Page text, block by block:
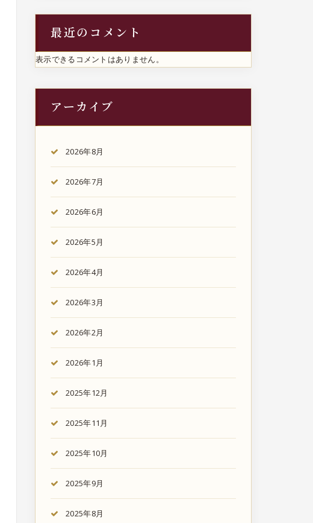
最近のコメント
表示できるコメントはありません。
アーカイブ
2026年8月
2026年7月
2026年6月
2026年5月
2026年4月
2026年3月
2026年2月
2026年1月
2025年12月
2025年11月
2025年10月
2025年9月
2025年8月